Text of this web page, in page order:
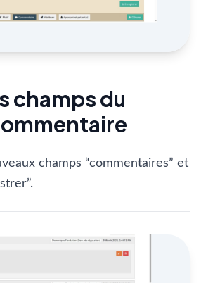
champs du
champs “commentaires” et